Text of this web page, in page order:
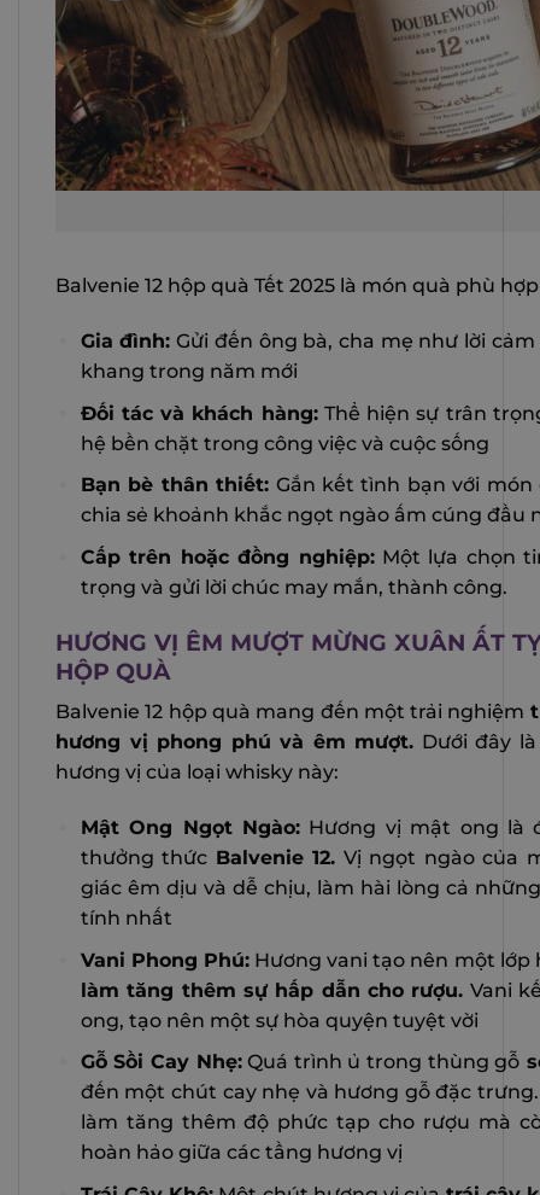
Balvenie 12 hộp quà Tết 2025 là món quà phù
Gia đình: Gửi đến ông bà, cha mẹ như lời
khang trong năm mới
Đối tác và khách hàng:Thể hiện sự trân
hệ bền chặt trong công việc và cuộc sống
Bạn bè thân thiết: Gắn kết tình bạn với
chia sẻ khoảnh khắc ngọt ngào ấm cúng đầu
Cấp trên hoặc đồng nghiệp:Một lựa chọn
trọng và gửi lời chúc may mắn, thành công.
HƯƠNG VỊ ÊM MƯỢT MỪNG XUÂN ẤT
HỘP QUÀ
Balvenie 12 hộp quà mang đến một trải nghiệm
hương vị phong phú và êm mượt. Dưới đây
hương vị của loại whisky này:
Mật Ong Ngọt Ngào: Hương vị mật ong là
thưởng thức Balvenie 12. Vị ngọt ngào của
giác êm dịu và dễ chịu, làm hài lòng cả
tính nhất
Vani Phong Phú: Hương vani tạo nên một
làm tăng thêm sự hấp dẫn cho rượu. Vani
ong, tạo nên một sự hòa quyện tuyệt vời
Gỗ Sồi Cay Nhẹ:Quá trình ủ trong thùng gỗ
đến một chút cay nhẹ và hương gỗ đặc
làm tăng thêm độ phức tạp cho rượu mà
hoàn hảo giữa các tầng hương vị